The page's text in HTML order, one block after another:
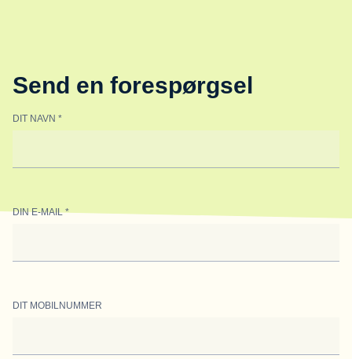
Send en forespørgsel
DIT NAVN *
DIN E-MAIL*
DIT MOBILNUMMER